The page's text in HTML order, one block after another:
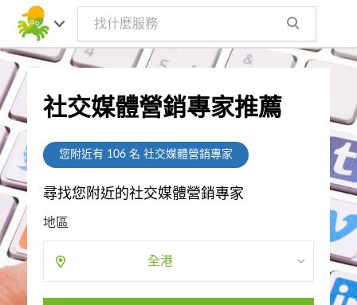
社交媒體營銷專家推薦
您附近有 106名 社交媒體營銷專家
尋找您附近的社交媒體營銷專家
地區
全港